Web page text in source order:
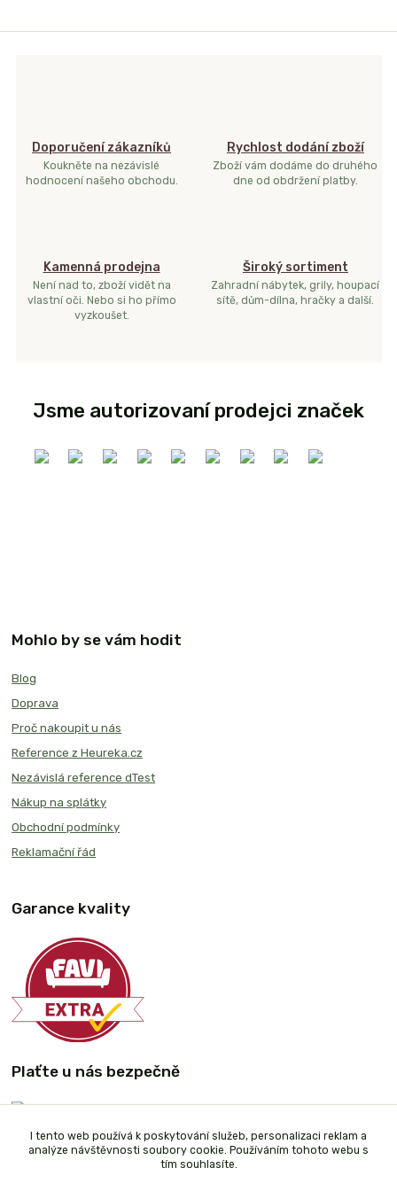
Doporučení zákazníků
Koukněte na nezávislé
hodnocení našeho obchodu.
Rychlost dodání zboží
Zboží vám dodáme do druhého
dne od obdržení platby.
Kamenná prodejna
Není nad to, zboží vidět na
vlastní oči. Nebo si ho přímo
vyzkoušet.
Široký sortiment
Zahradní nábytek, grily, houpací
sítě, dům-dílna, hračky a další.
Jsme autorizovaní prodejci značek
Mohlo by se vám hodit
Blog
Doprava
Proč nakoupit u nás
Reference z Heureka.cz
Nezávislá reference dTest
Nákup na splátky
Obchodní podmínky
Reklamační řád
Garance kvality
Plaťte u nás bezpečně
I tento web používá k poskytování služeb, personalizaci reklam a
analýze návštěvnosti soubory cookie. Používáním tohoto webu s
tím souhlasíte.